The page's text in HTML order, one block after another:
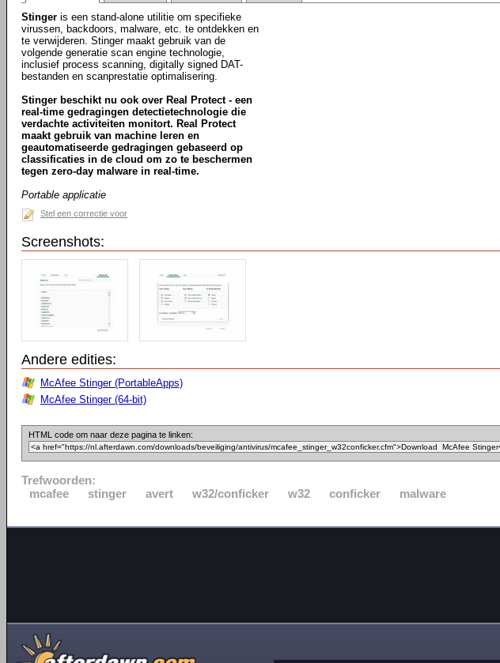
Stinger is een stand-alone utilitie om specifieke
virussen, backdoors, malware, etc. te ontdekken en
te verwijderen. Stinger maakt gebruik van de
volgende generatie scan engine technologie,
inclusief process scanning, digitally signed DAT-
bestanden en scanprestatie optimalisering.
Stinger beschikt nu ook over Real Protect - een
real-time gedragingen detectietechnologie die
verdachte activiteiten monitort. Real Protect
maakt gebruik van machine leren en
geautomatiseerde gedragingen gebaseerd op
classificaties in de cloud om zo te beschermen
tegen zero-day malware in real-time.
Portable applicatie
Stel een correctie voor
Screenshots:
Andere edities:
McAfee Stinger (PortableApps)
McAfee Stinger (64-bit)
HTML code om naar deze pagina te linken:
Trefwoorden:
mcafee
stinger avert w32/conficker w32 conficker malware